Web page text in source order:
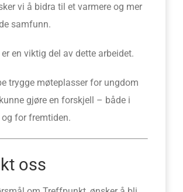
vi å bidra til et varmere og mer
samfunn.
en viktig del av dette arbeidet.
trygge møteplasser for ungdom
gjøre en forskjell – både i
og for fremtiden.
oss